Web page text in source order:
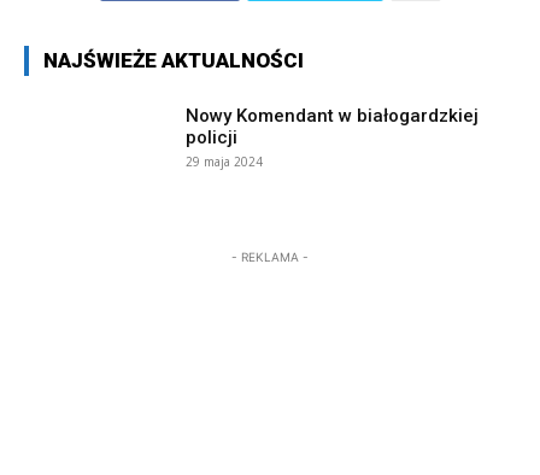
NAJŚWIEŻE AKTUALNOŚCI
Nowy Komendant w białogardzkiej
policji
29 maja 2024
- REKLAMA -